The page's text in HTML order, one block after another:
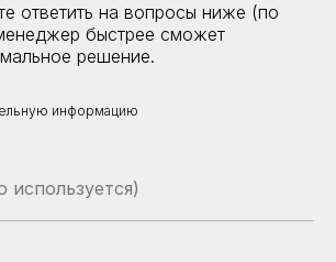
ответить на вопросы ниже (по
быстрее сможет
решение.
информацию